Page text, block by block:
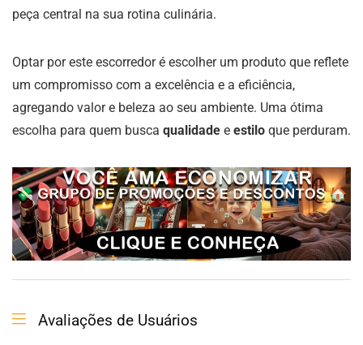
peça central na sua rotina culinária.
Optar por este escorredor é escolher um produto que reflete
um compromisso com a excelência e a eficiência,
agregando valor e beleza ao seu ambiente. Uma ótima
escolha para quem busca qualidade e estilo que perduram.
Avaliações de Usuários